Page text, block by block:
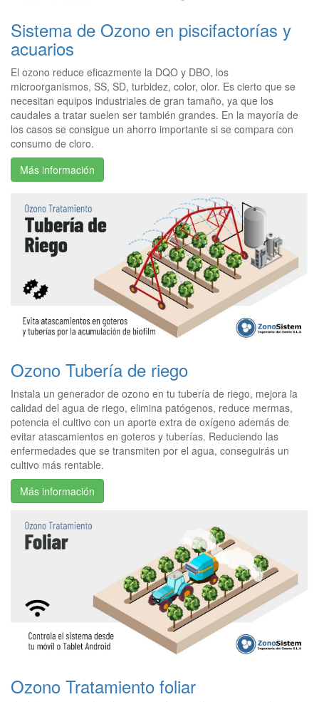
Sistema de Ozono en piscifactorías y
acuarios
El ozono reduce eficazmente la DQO y DBO, los
microorganismos, SS, SD, turbidez, color, olor. Es cierto que se
necesitan equipos industriales de gran tamaño, ya que los
caudales a tratar suelen ser también grandes. En la mayoría de
los casos se consigue un ahorro importante si se compara con
consumo de cloro.
Más información
Ozono Tubería de riego
Instala un generador de ozono en tu tubería de riego, mejora la
calidad del agua de riego, elimina patógenos, reduce mermas,
potencia el cultivo con un aporte extra de oxígeno además de
evitar atascamientos en goteros y tuberías. Reduciendo las
enfermedades que se transmiten por el agua, conseguirás un
cultivo más rentable.
Más información
Ozono Tratamiento foliar